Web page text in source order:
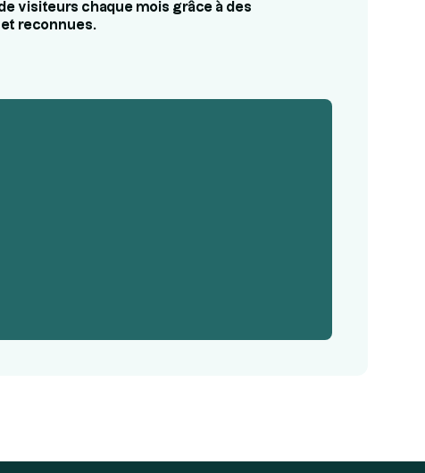
visiteurs chaque mois grâce à des
reconnues.